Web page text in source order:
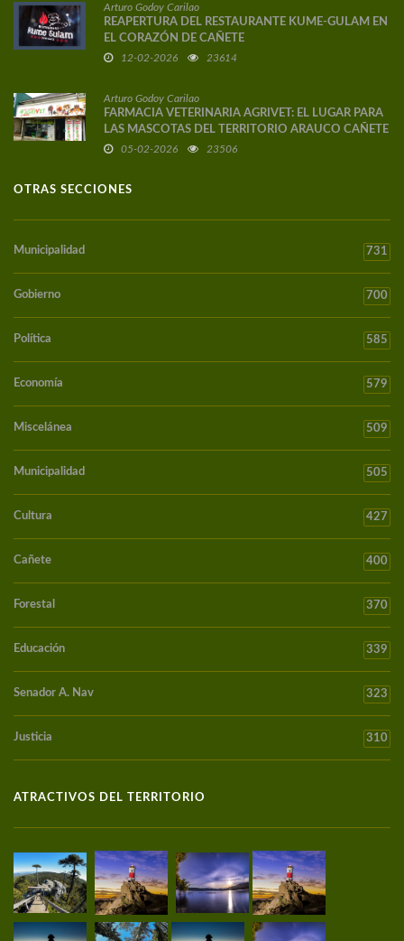
Arturo Godoy Carilao
REAPERTURA DEL RESTAURANTE KUME-GULAM EN
EL CORAZÓN DE CAÑETE
12-02-2026 23614
Arturo Godoy Carilao
FARMACIA VETERINARIA AGRIVET: EL LUGAR PARA
LAS MASCOTAS DEL TERRITORIO ARAUCO CAÑETE
05-02-2026 23506
OTRAS SECCIONES
Municipalidad 731
Gobierno 700
Política 585
Economía 579
Miscelánea 509
Municipalidad 505
Cultura 427
Cañete 400
Forestal 370
Educación 339
Senador A. Nav 323
Justicia 310
ATRACTIVOS DEL TERRITORIO